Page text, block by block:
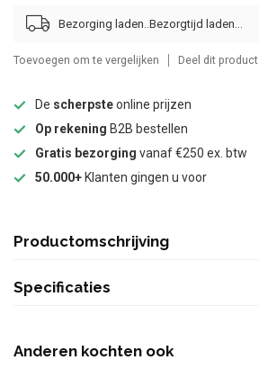
Bezorging laden..
Toevoegen om te vergelijken Deel dit product
De scherpsteonline prijzen
Op rekening B2B bestellen
Gratis bezorging vanaf €250 ex. btw
50.000+ Klanten gingen u voor
Productomschrijving
Specificaties
Anderen kochten ook